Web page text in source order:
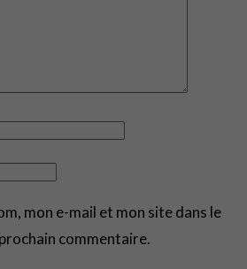
mon e-mail et mon site dans le
commentaire.